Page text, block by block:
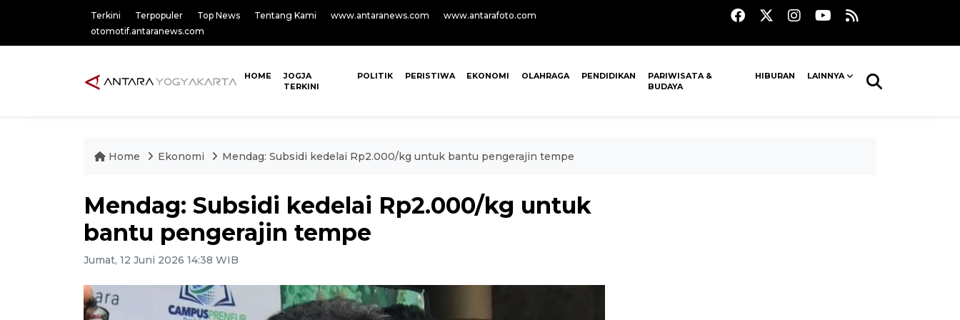
Terkini Terpopuler Top News Tentang Kami www.antaranews.com
www.antarafoto.com
otomotif.antaranews.com
HOME
JOGJA
TERKINI
POLITIK PERISTIWA EKONOMI OLAHRAGA PENDIDIKAN
PARIWISATA &
BUDAYA
HIBURAN LAINNYA
Home Ekonomi Mendag: Subsidi kedelai Rp2.000/kg untuk bantu pengerajin tempe
Mendag: Subsidi kedelai Rp2.000/kg untuk
bantu pengerajin tempe
Jumat, 12 Juni 2026 14:38 WIB